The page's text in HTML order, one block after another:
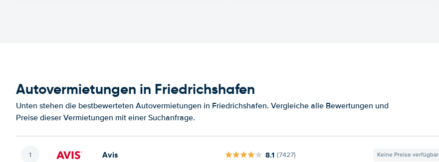
Autovermietungen in Friedrichshafen
Unten stehen die bestbewerteten Autovermietungen in Friedrichshafen. Vergleiche alle Bewertungen und
Preise dieser Vermietungen mit einer Suchanfrage.
Avis 8.1 (7427) Keine Preise verfügbar